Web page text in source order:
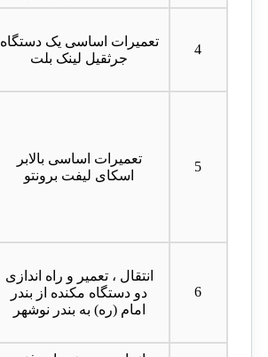
4
تعمیرات اساسی یک دستگاه
جرثقیل لینک بلت
5
تعمیرات اساسی بالابر
اسکای لیفت برونتو
6
انتقال ، تعمیر و راه اندازی
دو دستگاه مکنده از بندر
امام (ره) به بندر نوشهر